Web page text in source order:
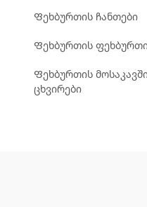
Ფეხბურთის ჩანთები
Ფეხბურთის
Ფეხბურთის
ცხვირები